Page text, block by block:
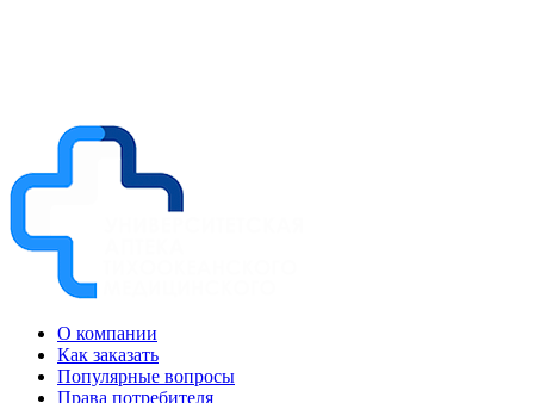
О компании
Как заказать
Популярные вопросы
Права потребителя